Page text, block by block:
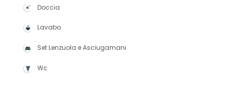
Doccia
Lavabo
Set Lenzuola e Asciugamani
Wc